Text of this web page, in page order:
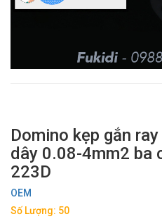
Domino kẹp gắn
dây 0.08-4mm2 ba
223D
OEM
Số Lượng: 50